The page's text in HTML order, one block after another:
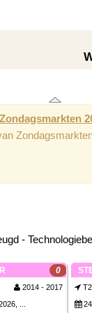
Zondagsmarkten
-
0
2014 - 2017
...